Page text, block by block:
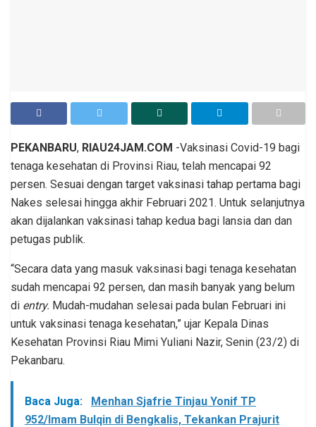
PEKANBARU, RIAU24JAM.COM -Vaksinasi Covid-19 bagi
tenaga kesehatan di Provinsi Riau, telah mencapai 92
persen. Sesuai dengan target vaksinasi tahap pertama bagi
Nakes selesai hingga akhir Februari 2021. Untuk selanjutnya
akan dijalankan vaksinasi tahap kedua bagi lansia dan dan
petugas publik.
“Secara data yang masuk vaksinasi bagi tenaga kesehatan
sudah mencapai 92 persen, dan masih banyak yang belum
di entry. Mudah-mudahan selesai pada bulan Februari ini
untuk vaksinasi tenaga kesehatan,” ujar Kepala Dinas
Kesehatan Provinsi Riau Mimi Yuliani Nazir, Senin (23/2) di
Pekanbaru.
Baca Juga:
Menhan Sjafrie Tinjau Yonif TP
952/Imam Bulqin di Bengkalis, Tekankan Prajurit